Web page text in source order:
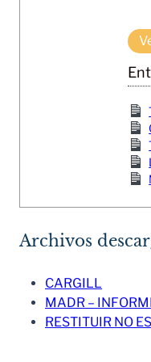
Archivos
CARGILL
MADR –
RESTITUIR NO